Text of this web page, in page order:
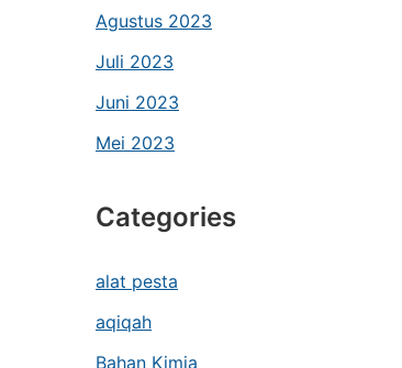
Agustus 2023
Juli 2023
Juni 2023
Mei 2023
Categories
alat pesta
aqiqah
Bahan Kimia